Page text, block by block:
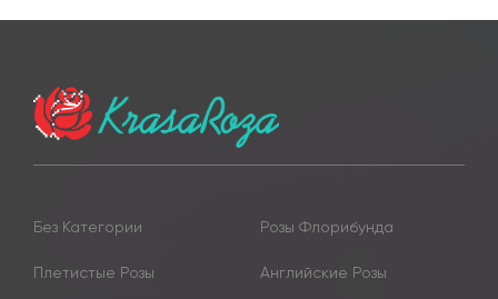
Без Категории Розы Флорибунда
Плетистые Розы Английские Розы